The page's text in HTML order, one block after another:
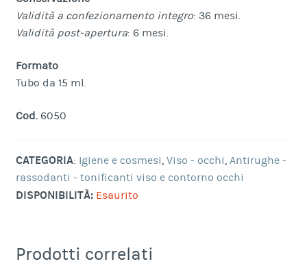
Validità a confezionamento integro: 36 mesi.
Validità post-apertura: 6 mesi.
Formato
Tubo da 15 ml.
Cod.6050
CATEGORIA: Igiene e cosmesi, Viso - occhi, Antirughe -
rassodanti - tonificanti viso e contorno occhi
DISPONIBILITÀ: Esaurito
Prodotti correlati